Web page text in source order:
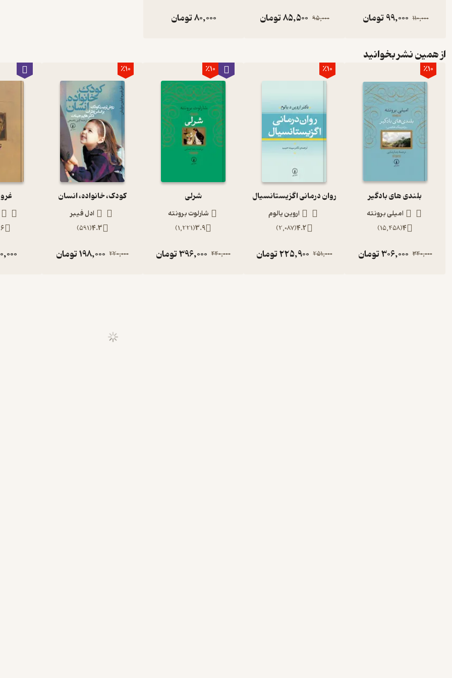
110,000
99,000تومان 95,000
85,500تومان 80,000تومان
از همین نشر بخوانید
٪10
بلندی های بادگیر
امیلی برونته
4
(
15,458
)
340,000
306,000تومان
٪10
روان درمانی اگزیستانسیال
اروین یالوم
4.2
(
2,087
)
251,000
225,900تومان
٪10
شرلی
شارلوت برونته
3.9
(
1,221
)
440,000
396,000تومان
٪10
کودک، خانواده، انسان
ادل فیبر
4.3
(
591
)
220,000
198,000تومان